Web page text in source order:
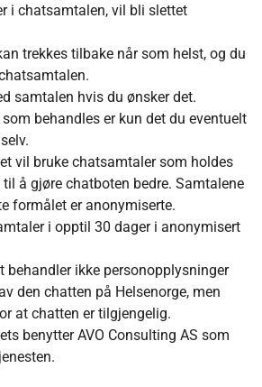
i chatsamtalen, vil bli slettet
trekkes tilbake når som helst, og du
samtalen hvis du ønsker det.
behandles er kun det du eventuelt
vil bruke chatsamtaler som holdes
å gjøre chatboten bedre. Samtalene
formålet er anonymiserte.
i opptil 30 dager i anonymisert
behandler ikke personopplysninger
den chatten på Helsenorge, men
at chatten er tilgjengelig.
benytter AVO Consulting AS som